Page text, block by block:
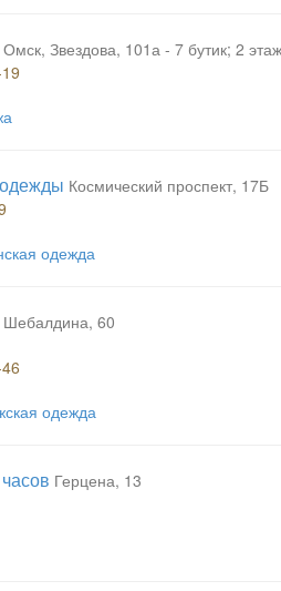
Омск, Звездова, 101а - 7 бутик; 2
Космический проспект, 17Б
одежда
Шебалдина, 60
одежда
Герцена, 13